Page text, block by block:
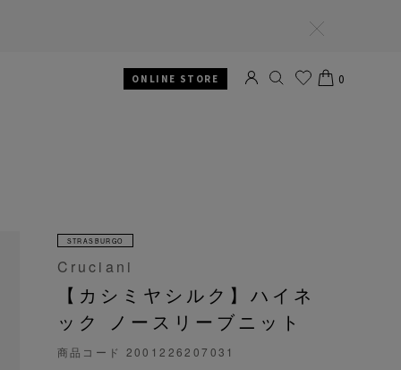
る
ONLINE STORE 0
STRASBURGO
Cruciani
【カシミヤシルク】ハイネ
ック ノースリーブニット
商品コード 2001226207031